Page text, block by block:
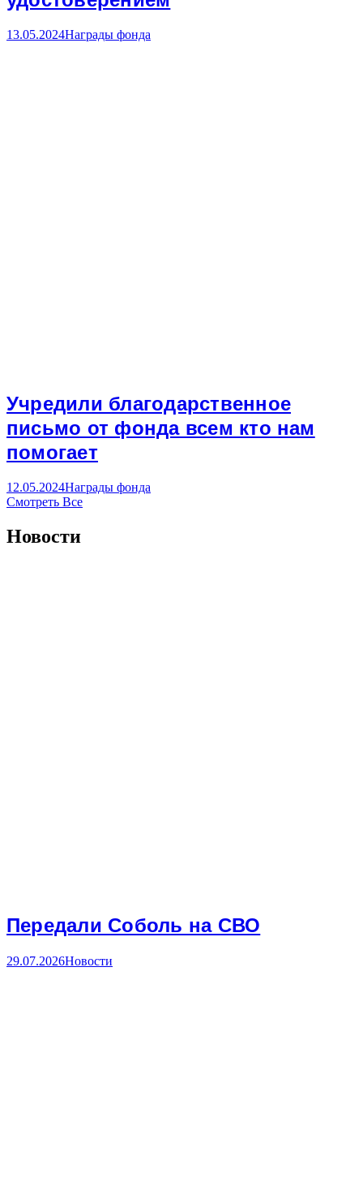
13.05.2024Награды фонда
Учредили благодарственное
письмо от фонда всем кто нам
помогает
12.05.2024Награды фонда
Смотреть Все
Новости
Передали Соболь на СВО
29.07.2026Новости